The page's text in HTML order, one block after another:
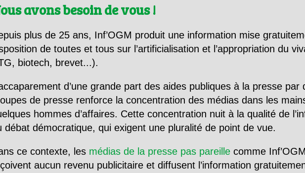
avons besoin de vous !
plus de 25 ans, Inf’OGM produit une information mise
de toutes et tous sur l’artificialisation et l’appropriation du
biotech, brevet...).
d’une grande part des aides publiques à la presse par
de presse renforce la concentration des médias dans les
hommes d’affaires. Cette concentration nuit à la qualité de
débat démocratique, qui exigent une pluralité de point de vue.
ce contexte, les médias de la presse pas pareille comme
aucun revenu publicitaire et diffusent l’information